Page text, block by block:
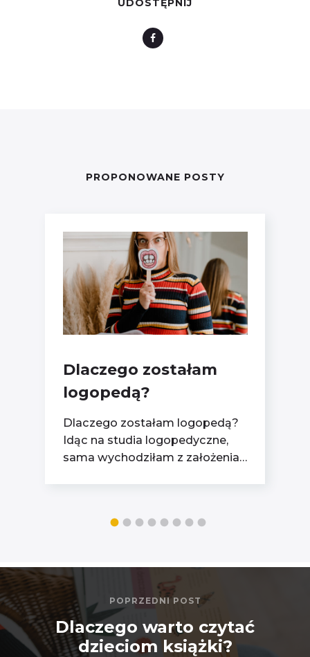
UDOSTĘPNIJ
PROPONOWANE POSTY
Dlaczego zostałam
logopedą?
Dlaczego zostałam logopedą?
Idąc na studia logopedyczne,
sama wychodziłam z założenia,
POPRZEDNI POST
Dlaczego warto czytać
dzieciom książki?